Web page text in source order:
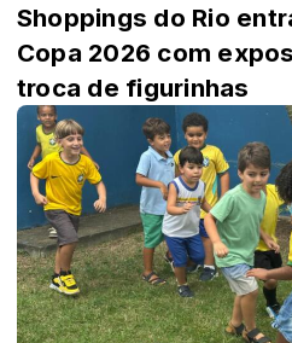
Shoppings do Rio
Copa 2026 com
troca de figurinhas